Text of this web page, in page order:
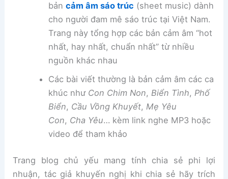
bản cảm âm sáo trúc (sheet music) dành
cho người đam mê sáo trúc tại Việt Nam.
Trang này tổng hợp các bản cảm âm “hot
nhất, hay nhất, chuẩn nhất” từ nhiều
nguồn khác nhau
Các bài viết thường là bản cảm âm các ca
khúc như Con Chim Non, Biển Tình, Phố
Biển, Cầu Vồng Khuyết, Mẹ Yêu
Con, Cha Yêu… kèm link nghe MP3 hoặc
video để tham khảo
Trang blog chủ yếu mang tính chia sẻ phi lợi
nhuận, tác giả khuyến nghị khi chia sẻ hãy trích